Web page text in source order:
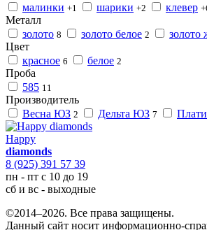
малинки +1 шарики +2 клевер
Металл
золото 8 золото белое 2 золото
Цвет
красное 6 белое 2
Проба
585 11
Производитель
Весна ЮЗ 2 Дельта ЮЗ 7
Happy
diamonds
8 (925) 391 57 39
пн - пт с 10 до 19
сб и вс - выходные
©2014–2026. Все права защищены.
Данный сайт носит информационно-